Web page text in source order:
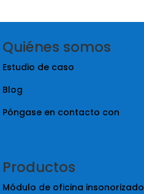
Quiénes somos
Estudio de caso
Blog
Póngase en contacto con
Productos
Módulo de oficina insonorizado